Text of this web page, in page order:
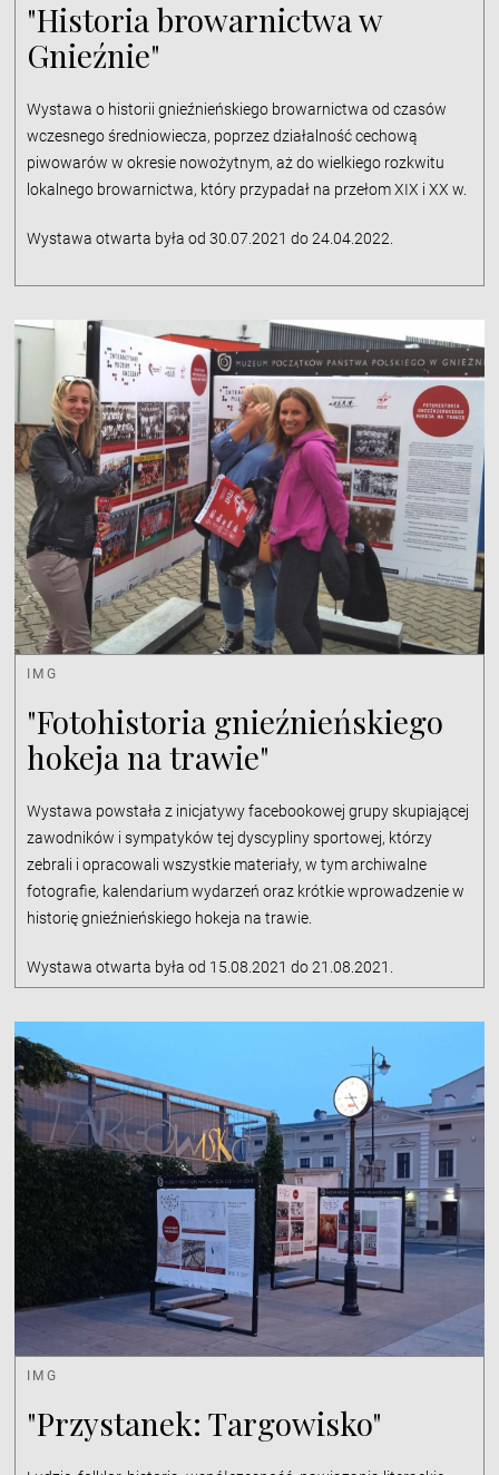
"Historia browarnictwa w
Gnieźnie"
Wystawa o historii gnieźnieńskiego browarnictwa od czasów
wczesnego średniowiecza, poprzez działalność cechową
piwowarów w okresie nowożytnym, aż do wielkiego rozkwitu
lokalnego browarnictwa, który przypadał na przełom XIX i XX w.
Wystawa otwarta była od 30.07.2021 do 24.04.2022.
IMG
"Fotohistoria gnieźnieńskiego
hokeja na trawie"
Wystawa powstała z inicjatywy facebookowej grupy skupiającej
zawodników i sympatyków tej dyscypliny sportowej, którzy
zebrali i opracowali wszystkie materiały, w tym archiwalne
fotografie, kalendarium wydarzeń oraz krótkie wprowadzenie w
historię gnieźnieńskiego hokeja na trawie.
Wystawa otwarta była od 15.08.2021 do 21.08.2021.
IMG
"Przystanek: Targowisko"